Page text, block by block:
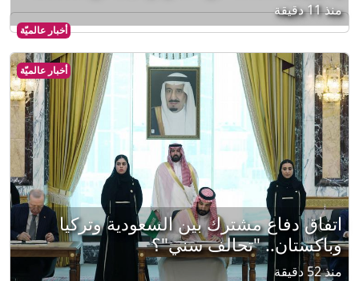
أخبار عالميّة
منذ 11 دقيقة
أخبار عالميّة
اتفاق دفاع مشترك بين السعودية وتركيا
وباكستان.. "تحالف سني"؟
منذ 52 دقيقة